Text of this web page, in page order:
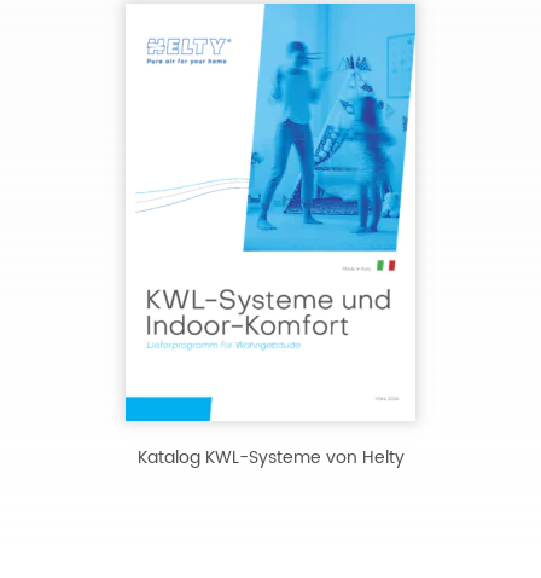
Katalog KWL-Systeme von Helty